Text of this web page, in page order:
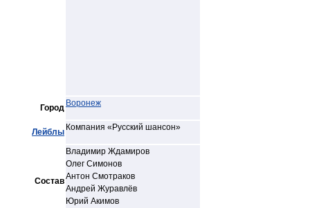
Город Воронеж
Лейблы Компания «Русский шансон»
Состав
Владимир Ждамиров
Олег Симонов
Антон Смотраков
Андрей Журавлёв
Юрий Акимов